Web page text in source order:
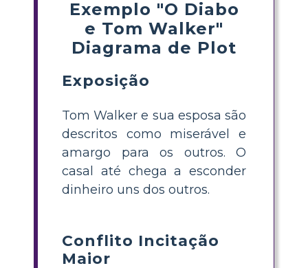
Exemplo "O Diabo
e Tom Walker"
Diagrama de Plot
Exposição
Tom Walker e sua esposa são
descritos como miserável e
amargo para os outros. O
casal até chega a esconder
dinheiro uns dos outros.
Conflito Incitação
Maior